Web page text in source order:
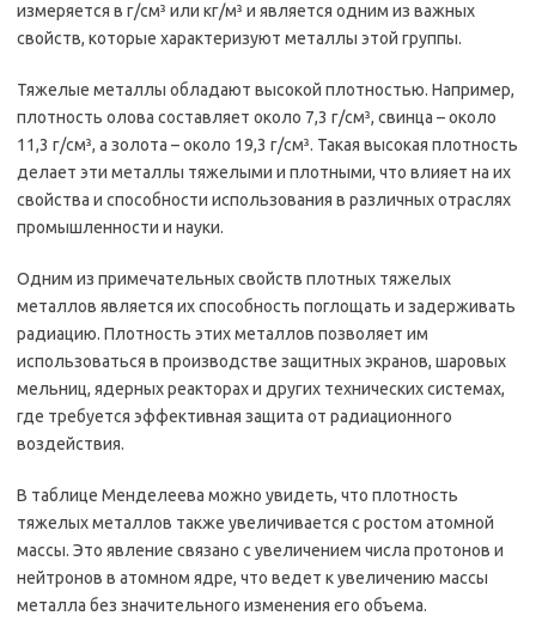
измеряется в г/см³ или кг/м³ и является одним из важных
свойств, которые характеризуют металлы этой группы.
Тяжелые металлы обладают высокой плотностью. Например,
плотность олова составляет около 7,3 г/см³, свинца – около
11,3 г/см³, а золота – около 19,3 г/см³. Такая высокая плотность
делает эти металлы тяжелыми и плотными, что влияет на их
свойства и способности использования в различных отраслях
промышленности и науки.
Одним из примечательных свойств плотных тяжелых
металлов является их способность поглощать и задерживать
радиацию. Плотность этих металлов позволяет им
использоваться в производстве защитных экранов, шаровых
мельниц, ядерных реакторах и других технических системах,
где требуется эффективная защита от радиационного
воздействия.
В таблице Менделеева можно увидеть, что плотность
тяжелых металлов также увеличивается с ростом атомной
массы. Это явление связано с увеличением числа протонов и
нейтронов в атомном ядре, что ведет к увеличению массы
металла без значительного изменения его объема.